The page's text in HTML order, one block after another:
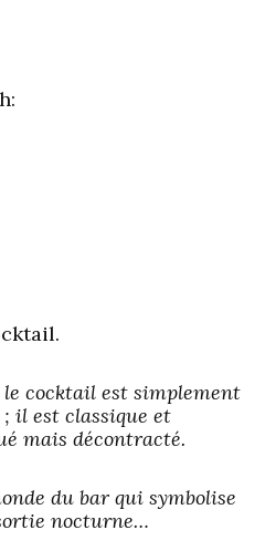
cocktail est simplement
il est classique et
mais décontracté.
du bar qui symbolise
nocturne…